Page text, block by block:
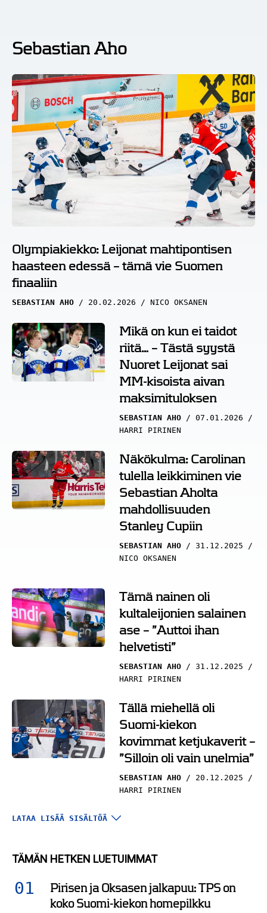
Sebastian Aho
Olympiakiekko: Leijonat mahtipontisen
haasteen edessä – tämä vie Suomen
finaaliin
SEBASTIAN AHO 20.02.2026 NICO OKSANEN
Mikä on kun ei taidot
riitä… – Tästä syystä
Nuoret Leijonat sai
MM-kisoista aivan
maksimituloksen
SEBASTIAN AHO
07.01.2026
HARRI PIRINEN
Näkökulma: Carolinan
tulella leikkiminen vie
Sebastian Aholta
mahdollisuuden
Stanley Cupiin
SEBASTIAN AHO
31.12.2025
NICO OKSANEN
Tämä nainen oli
kultaleijonien salainen
ase – ”Auttoi ihan
helvetisti”
SEBASTIAN AHO
31.12.2025
HARRI PIRINEN
Tällä miehellä oli
Suomi-kiekon
kovimmat ketjukaverit –
”Silloin oli vain unelmia”
SEBASTIAN AHO
20.12.2025
HARRI PIRINEN
Näkökulma: Carolina
keskinkertaisuuksiin –
kohtaa
SEBASTIAN AHO
26.07.2025
LATAA LISÄÄ SISÄLTÖÄ
TÄMÄN HETKEN LUETUIMMAT
Pirisen ja Oksasen jalkapuu: TPS on
koko Suomi-kiekon homepilkku